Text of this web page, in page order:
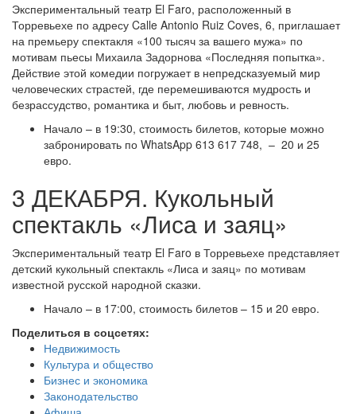
Экспериментальный театр El Faro, расположенный в
Торревьехе по адресу Calle Antonio Ruiz Coves, 6, приглашает
на премьеру спектакля «100 тысяч за вашего мужа» по
мотивам пьесы Михаила Задорнова «Последняя попытка».
Действие этой комедии погружает в непредсказуемый мир
человеческих страстей, где перемешиваются мудрость и
безрассудство, романтика и быт, любовь и ревность.
Начало – в 19:30, стоимость билетов, которые можно
забронировать по WhatsApp 613 617 748, – 20 и 25
евро.
3 ДЕКАБРЯ. Кукольный
спектакль «Лиса и заяц»
Экспериментальный театр El Faro в Торревьехе представляет
детский кукольный спектакль «Лиса и заяц» по мотивам
известной русской народной сказки.
Начало – в 17:00, стоимость билетов – 15 и 20 евро.
Поделиться в соцсетях:
Недвижимость
Культура и общество
Бизнес и экономика
Законодательство